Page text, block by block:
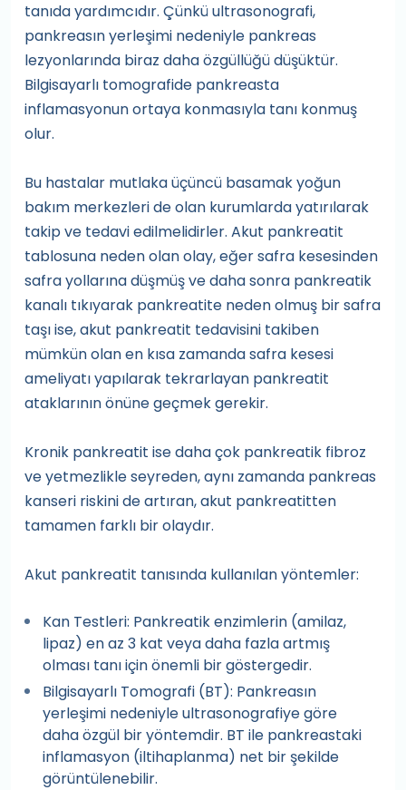
tanıda yardımcıdır. Çünkü ultrasonografi,
pankreasın yerleşimi nedeniyle pankreas
lezyonlarında biraz daha özgüllüğü düşüktür.
Bilgisayarlı tomografide pankreasta
inflamasyonun ortaya konmasıyla tanı konmuş
olur.
Bu hastalar mutlaka üçüncü basamak yoğun
bakım merkezleri de olan kurumlarda yatırılarak
takip ve tedavi edilmelidirler. Akut pankreatit
tablosuna neden olan olay, eğer safra kesesinden
safra yollarına düşmüş ve daha sonra pankreatik
kanalı tıkıyarak pankreatite neden olmuş bir safra
taşı ise, akut pankreatit tedavisini takiben
mümkün olan en kısa zamanda safra kesesi
ameliyatı yapılarak tekrarlayan pankreatit
ataklarının önüne geçmek gerekir.
Kronik pankreatit ise daha çok pankreatik fibroz
ve yetmezlikle seyreden, aynı zamanda pankreas
kanseri riskini de artıran, akut pankreatitten
tamamen farklı bir olaydır.
Akut pankreatit tanısında kullanılan yöntemler:
Kan Testleri: Pankreatik enzimlerin (amilaz,
lipaz) en az 3 kat veya daha fazla artmış
olması tanı için önemli bir göstergedir.
Bilgisayarlı Tomografi (BT): Pankreasın
yerleşimi nedeniyle ultrasonografiye göre
daha özgül bir yöntemdir. BT ile pankreastaki
inflamasyon (iltihaplanma) net bir şekilde
görüntülenebilir.